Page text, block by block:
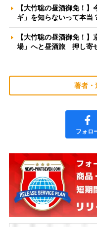
【大竹聡の昼酒御免！
ギ」を知らないって本
【大竹聡の昼酒御免！
場」へと昼酒旅 押し寄
著者・
フォロ